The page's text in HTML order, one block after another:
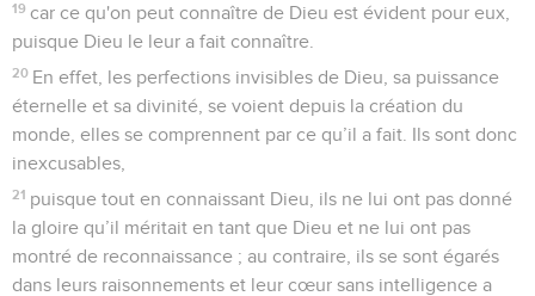
19 car ce qu'on peut connaître de Dieu est évident pour eux,
puisque Dieu le leur a fait connaître.
20 En effet, les perfections invisibles de Dieu, sa puissance
éternelle et sa divinité, se voient depuis la création du
monde, elles se comprennent par ce qu’il a fait. Ils sont donc
inexcusables,
21 puisque tout en connaissant Dieu, ils ne lui ont pas donné
la gloire qu’il méritait en tant que Dieu et ne lui ont pas
montré de reconnaissance ; au contraire, ils se sont égarés
dans leurs raisonnements et leur cœur sans intelligence a